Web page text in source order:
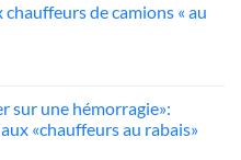
de camions « au
sur une hémorragie»:
«chauffeurs au rabais»